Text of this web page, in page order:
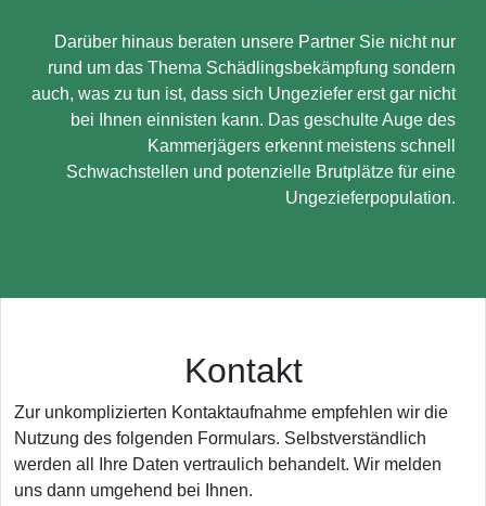
Darüber hinaus beraten unsere Partner Sie nicht nur
rund um das Thema Schädlingsbekämpfung sondern
auch, was zu tun ist, dass sich Ungeziefer erst gar nicht
bei Ihnen einnisten kann. Das geschulte Auge des
Kammerjägers erkennt meistens schnell
Schwachstellen und potenzielle Brutplätze für eine
Ungezieferpopulation.
Kontakt
Zur unkomplizierten Kontaktaufnahme empfehlen wir die
Nutzung des folgenden Formulars. Selbstverständlich
werden all Ihre Daten vertraulich behandelt. Wir melden
uns dann umgehend bei Ihnen.